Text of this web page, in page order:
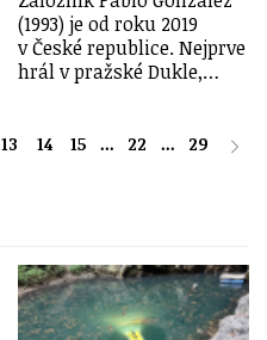
(1993) je od roku 2019
v České republice. Nejprve
hrál v pražské Dukle,…
13 14 15 ... 22 ... 29